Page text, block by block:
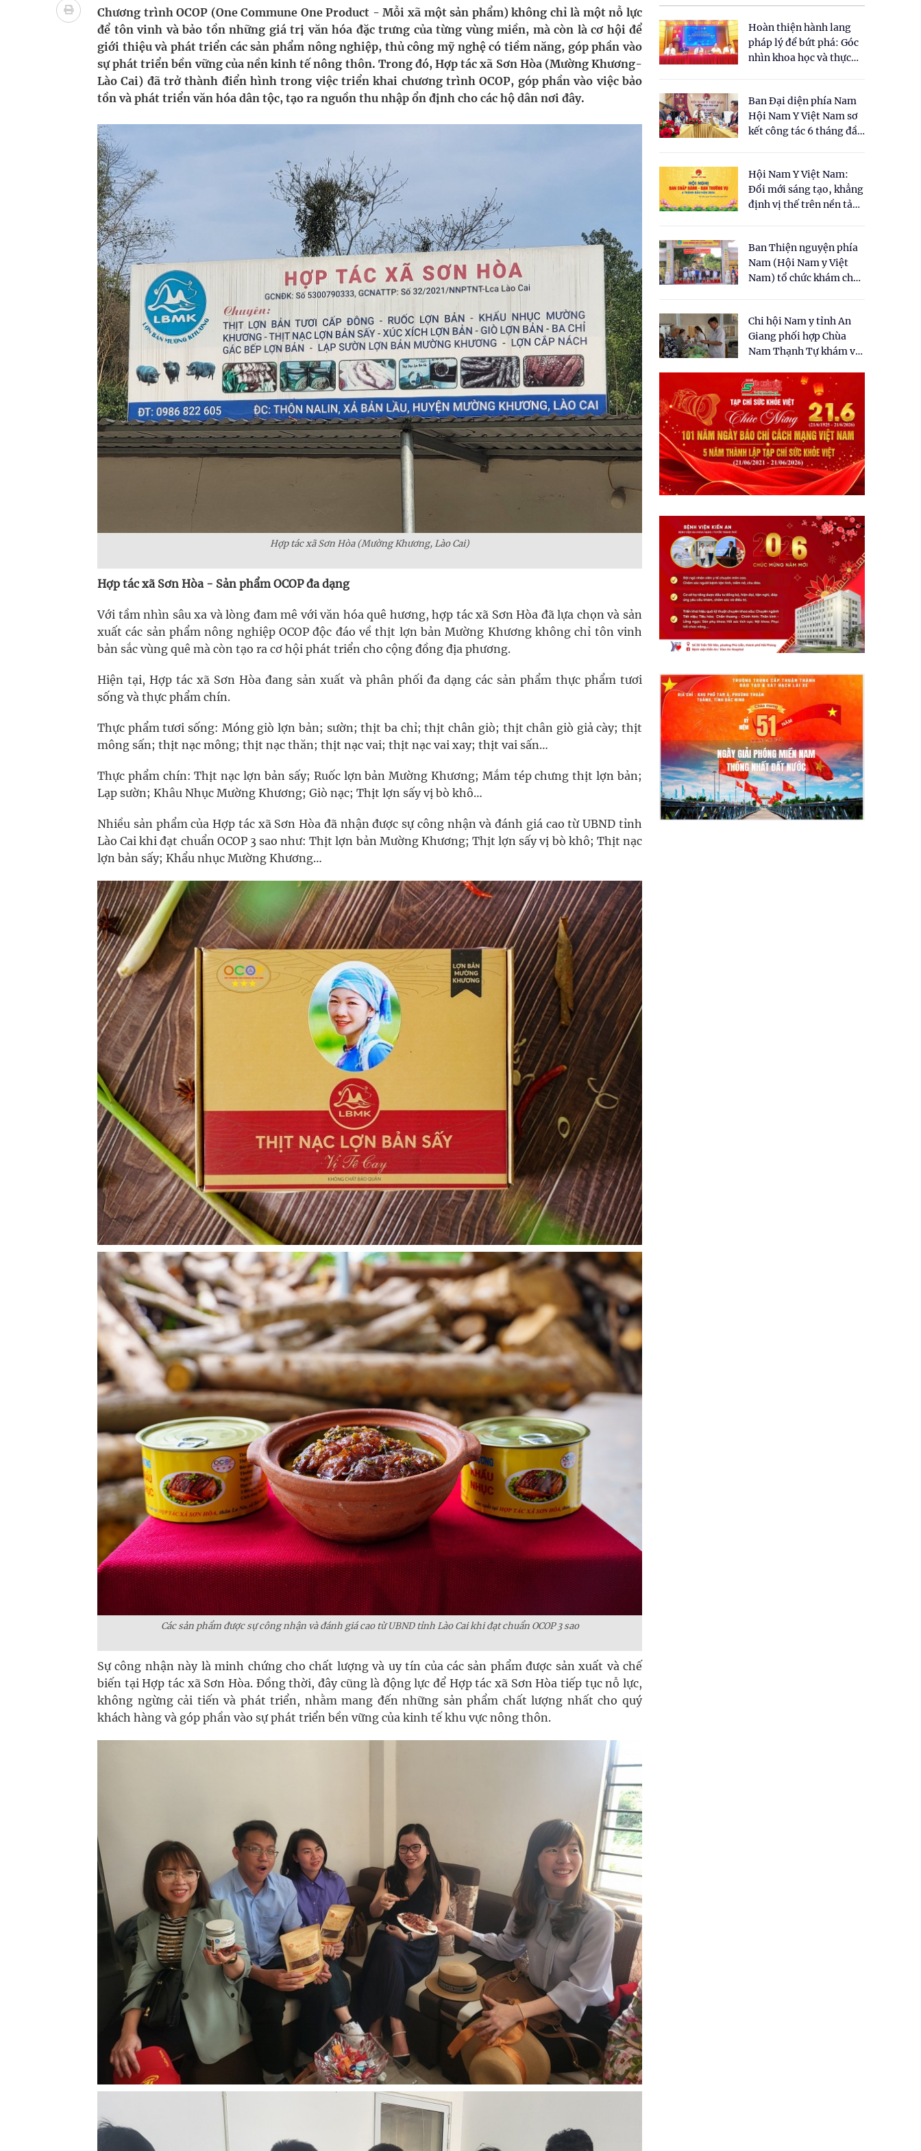
bảo vệ sức khỏe Nhân dân
Không chỉ cắt tóc, Đông Tây Barbershop dành nguồn lực cho môi trường và cộng đồng
Bệnh viện không được thu thêm tiền của người bệnh bảo hiểm y tế nếu không đăng ký khám theo yêu
Ung thư thận: Nguy hiểm vì tiến triển quá âm thầm
Vương Thành Công: Khi việc học bắt đầu từ trải nghiệm thực tế
Chấn chỉnh hoạt động kinh doanh dược liệu
Chương trình OCOP (One Commune One Product - Mỗi xã một sản phẩm) không chỉ là một nỗ lực
để tôn vinh và bảo tồn những giá trị văn hóa đặc trưng của từng vùng miền, mà còn là cơ hội để
giới thiệu và phát triển các sản phẩm nông nghiệp, thủ công mỹ nghệ có tiềm năng, góp phần vào
sự phát triển bền vững của nền kinh tế nông thôn. Trong đó, Hợp tác xã Sơn Hòa (Mường Khương-
Lào Cai) đã trở thành điển hình trong việc triển khai chương trình OCOP, góp phần vào việc bảo
tồn và phát triển văn hóa dân tộc, tạo ra nguồn thu nhập ổn định cho các hộ dân nơi đây.
Hợp tác xã Sơn Hòa (Mường Khương, Lào Cai)
Hợp tác xã Sơn Hòa - Sản phẩm OCOP đa dạng
Với tầm nhìn sâu xa và lòng đam mê với văn hóa quê hương, hợp tác xã Sơn Hòa đã lựa chọn và sản
xuất các sản phẩm nông nghiệp OCOP độc đáo về thịt lợn bản Mường Khương không chỉ tôn vinh
bản sắc vùng quê mà còn tạo ra cơ hội phát triển cho cộng đồng địa phương.
Hiện tại, Hợp tác xã Sơn Hòa đang sản xuất và phân phối đa dạng các sản phẩm thực phẩm tươi
sống và thực phẩm chín.
Thực phẩm tươi sống: Móng giò lợn bản; sườn; thịt ba chỉ; thịt chân giò; thịt chân giò giả cày; thịt
mông sấn; thịt nạc mông; thịt nạc thăn; thịt nạc vai; thịt nạc vai xay; thịt vai sấn…
Thực phẩm chín: Thịt nạc lợn bản sấy; Ruốc lợn bản Mường Khương; Mắm tép chưng thịt lợn bản;
Lạp sườn; Khâu Nhục Mường Khương; Giò nạc; Thịt lợn sấy vị bò khô…
Nhiều sản phẩm của Hợp tác xã Sơn Hòa đã nhận được sự công nhận và đánh giá cao từ UBND tỉnh
Lào Cai khi đạt chuẩn OCOP 3 sao như: Thịt lợn bản Mường Khương; Thịt lợn sấy vị bò khô; Thịt nạc
lợn bản sấy; Khẩu nhục Mường Khương…
Các sản phẩm được sự công nhận và đánh giá cao từ UBND tỉnh Lào Cai khi đạt chuẩn OCOP 3 sao
Sự công nhận này là minh chứng cho chất lượng và uy tín của các sản phẩm được sản xuất và chế
biến tại Hợp tác xã Sơn Hòa. Đồng thời, đây cũng là động lực để Hợp tác xã Sơn Hòa tiếp tục nỗ lực,
không ngừng cải tiến và phát triển, nhằm mang đến những sản phẩm chất lượng nhất cho quý
khách hàng và góp phần vào sự phát triển bền vững của kinh tế khu vực nông thôn.
Hoàn thiện hành lang
pháp lý để bứt phá: Góc
nhìn khoa học và thực
cho Luật Y dược cổ
truyền Việt Nam"
Ban Đại diện phía Nam
Hội Nam Y Việt Nam sơ
kết công tác 6 tháng đầu
Hội Nam Y Việt Nam:
Đổi mới sáng tạo, khẳng
định vị thế trên nền tảng
Ban Thiện nguyện phía
Nam (Hội Nam y Việt
Nam) tổ chức khám chữa
dân tại xã Tân Tập
Chi hội Nam y tỉnh An
Giang phối hợp Chùa
Nam Thạnh Tự khám và
nhân dân